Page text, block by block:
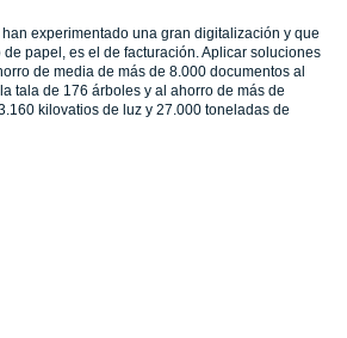
experimentado una gran digitalización y que
papel, es el de facturación. Aplicar soluciones
de media de más de 8.000 documentos al
tala de 176 árboles y al ahorro de más de
kilovatios de luz y 27.000 toneladas de